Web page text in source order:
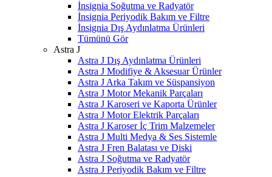
İnsignia Soğutma ve Radyatör
İnsignia Periyodik Bakım ve Filtre
İnsignia Dış Aydınlatma Ürünleri
Tümünü Gör
Astra J
Astra J Dış Aydınlatma Ürünleri
Astra J Modifiye & Aksesuar Ürünler
Astra J Arka Takım ve Süspansiyon
Astra J Motor Mekanik Parçaları
Astra J Karoseri ve Kaporta Ürünler
Astra J Motor Elektrik Parçaları
Astra J Karoser İç Trim Malzemeler
Astra J Multi Medya & Ses Sistemle
Astra J Fren Balatası ve Diski
Astra J Soğutma ve Radyatör
Astra J Periyodik Bakım ve Filtre